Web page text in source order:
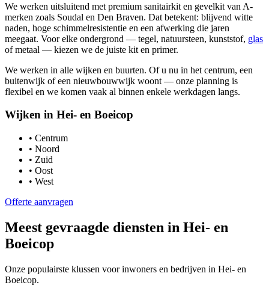
We werken uitsluitend met premium sanitairkit en gevelkit van A-
merken zoals Soudal en Den Braven. Dat betekent: blijvend witte
naden, hoge schimmelresistentie en een afwerking die jaren
meegaat. Voor elke ondergrond — tegel, natuursteen, kunststof, glas
of metaal — kiezen we de juiste kit en primer.
We werken in alle wijken en buurten. Of u nu in het centrum, een
buitenwijk of een nieuwbouwwijk woont — onze planning is
flexibel en we komen vaak al binnen enkele werkdagen langs.
Wijken in Hei- en Boeicop
• Centrum
• Noord
• Zuid
• Oost
• West
Offerte aanvragen
Meest gevraagde diensten in Hei- en
Boeicop
Onze populairste klussen voor inwoners en bedrijven in Hei- en
Boeicop.